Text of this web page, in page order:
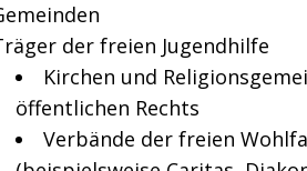
der freien Jugendhilfe
Kirchen und
öffentlichen Rechts
Verbände der freien